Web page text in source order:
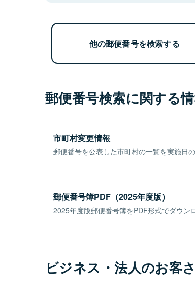
他の郵便番号を検索する
郵便番号検索に関する
市町村変更情報
郵便番号を公表した市町村の一覧を実施日
郵便番号簿PDF（2025年度版）
2025年度版郵便番号簿をPDF形式でダウン
ビジネス・法人のお客